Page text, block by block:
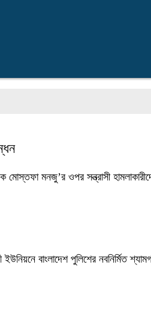
মোস্তফা মনজু’র ওপর সন্ত্রাসী
বাংলাদেশ পুলিশের নবনির্মিত